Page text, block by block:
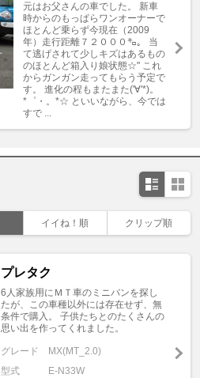
元はお父さんの車でした。 新車
時からのもっぱらワンオーナーで
ほとんど乗らず今現在（2009
年）走行距離７２０００㌔。 当
て逃げされて少しキズはあるもの
のほとんど箱入り娘状態☆" これ
からガンガン走ってもらう予定で
す。 進化の程もまたまた('∀'*)。
*゜・。*☆ といいながら、今では
すで ...
イイね！順 クリップ順
プレタク
6人家族用にＭＴ車のミニバンを探し
たが、この車種以外には存在せず、無
条件で購入。 子供たちとのたくさんの
思い出を作ってくれました。
グレード
MX(MT_2.0)
型式
E-N33W